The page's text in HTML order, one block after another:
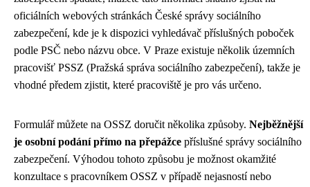
oficiálních webových stránkách České správy sociálního
zabezpečení, kde je k dispozici vyhledávač příslušných poboček
podle PSČ nebo názvu obce. V Praze existuje několik územních
pracovišť PSSZ (Pražská správa sociálního zabezpečení), takže je
vhodné předem zjistit, které pracoviště je pro vás určeno.
Formulář můžete na OSSZ doručit několika způsoby. Nejběžnější
je osobní podání přímo na přepážce příslušné správy sociálního
zabezpečení. Výhodou tohoto způsobu je možnost okamžité
konzultace s pracovníkem OSSZ v případě nejasností nebo